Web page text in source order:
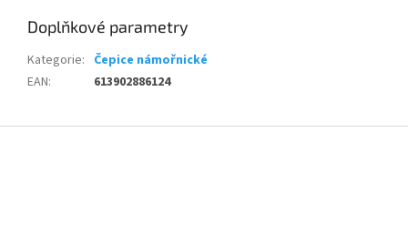
Doplňkové parametry
Kategorie: Čepice námořnické
EAN: 613902886124